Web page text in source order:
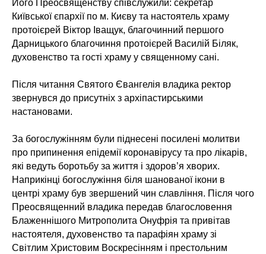
Його Преосвященству співслужили: секретар
Київської єпархії по м. Києву та настоятель храму
протоієрей Віктор Іващук, благочинний першого
Дарницького благочиння протоієрей Василій Біляк,
духовенство та гості храму у священному сані.
Після читання Святого Євангелія владика ректор
звернувся до присутніх з архіпастирськими
настановами.
За богослужінням були піднесені посилені молитви
про припинення епідемії коронавірусу та про лікарів,
які ведуть боротьбу за життя і здоров’я хворих.
Наприкінці богослужіння біля шанованої ікони в
центрі храму був звершений чин славління. Після чого
Преосвященний владика передав благословення
Блаженнішого Митрополита Онуфрія та привітав
настоятеля, духовенство та парафіян храму зі
Світлим Христовим Воскресінням і престольним